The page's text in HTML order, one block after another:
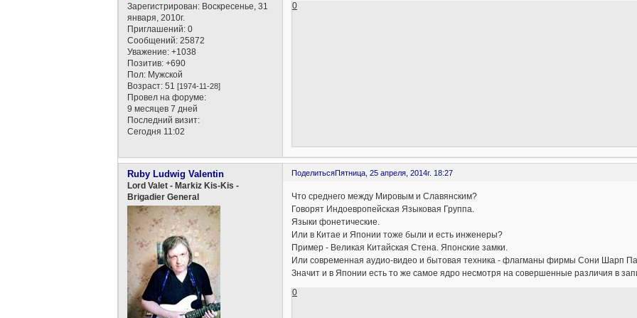
Зарегистрирован: Воскресенье, 31
января, 2010г.
Приглашений: 0
Сообщений: 25872
Уважение: +1038
Позитив: +690
Пол: Мужской
Возраст: 51[1974-11-28]
Провел на форуме:
9 месяцев 7 дней
Последний визит:
Сегодня 11:02
0
ПоделитьсяПятница, 25 апреля, 2014г. 18:27
Ruby Ludwig Valentin
Lord Valet - Markiz Kis-Kis -
Brigadier General
Что среднего между Мировым и Славянским?
Говорят Индоевропейская Языковая Группа.
Языки фонетические.
Или в Китае и Японии тоже были и есть инженеры?
Пример - Великая Китайская Стена. Японские замки.
Или современная аудио-видео и бытовая техника - флагманы фирмы Сони Шарп
Значит и в Японии есть то же самое ядро несмотря на совершенные различия в
0